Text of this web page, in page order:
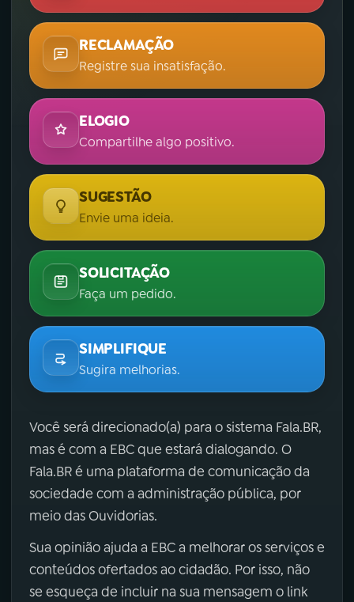
RECLAMAÇÃO
Registre sua insatisfação.
ELOGIO
Compartilhe algo positivo.
SUGESTÃO
Envie uma ideia.
SOLICITAÇÃO
Faça um pedido.
SIMPLIFIQUE
Sugira melhorias.
Você será direcionado(a) para o sistema Fala.BR,
mas é com a EBC que estará dialogando. O
Fala.BR é uma plataforma de comunicação da
sociedade com a administração pública, por
meio das Ouvidorias.
Sua opinião ajuda a EBC a melhorar os serviços e
conteúdos ofertados ao cidadão. Por isso, não
se esqueça de incluir na sua mensagem o link